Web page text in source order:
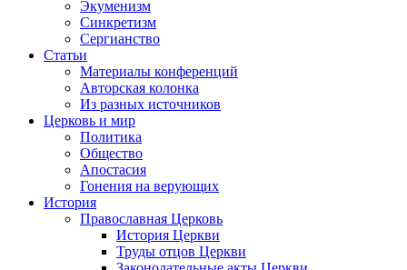
Экуменизм
Синкретизм
Сергианство
Статьи
Материалы конференций
Авторская колонка
Из разных источников
Церковь и мир
Политика
Общество
Апостасия
Гонения на верующих
История
Православная Церковь
История Церкви
Труды отцов Церкви